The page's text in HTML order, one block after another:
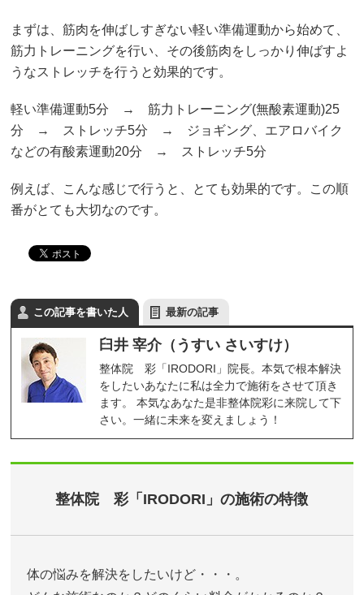
まずは、筋肉を伸ばしすぎない軽い準備運動から始めて、
筋力トレーニングを行い、その後筋肉をしっかり伸ばすよ
うなストレッチを行うと効果的です。
軽い準備運動5分 → 筋力トレーニング(無酸素運動)25
分 → ストレッチ5分 → ジョギング、エアロバイク
などの有酸素運動20分 → ストレッチ5分
例えば、こんな感じで行うと、とても効果的です。この順
番がとても大切なのです。
この記事を書いた人 最新の記事
臼井 宰介（うすい さいすけ）
整体院 彩「IRODORI」院長。本気で根本解決
をしたいあなたに私は全力で施術をさせて頂き
ます。 本気なあなた是非整体院彩に来院して下
さい。一緒に未来を変えましょう！
整体院 彩「IRODORI」の施術の特徴
体の悩みを解決をしたいけど・・・。